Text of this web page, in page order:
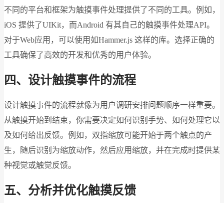
不同的平台和框架为触摸事件处理提供了不同的工具。例如，
iOS 提供了UIKit，而Android 有其自己的触摸事件处理API。
对于Web应用，可以使用如Hammer.js 这样的库。选择正确的
工具确保了高效的开发和优秀的用户体验。
四、设计触摸事件的流程
设计触摸事件的流程就像为用户调研安排问题顺序一样重要。
从触摸开始到结束，你需要决定如何识别手势、如何处理它以
及如何给出反馈。例如，双指缩放可能开始于两个触点的产
生，随后识别为缩放动作，然后应用缩放，并在完成时提供某
种视觉或触觉反馈。
五、分析并优化触摸反馈